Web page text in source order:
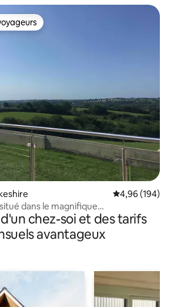
les plus appréciés
Évaluation
4,96 (194)
dans le magnifique
chez-soi et des tarifs
avantageux